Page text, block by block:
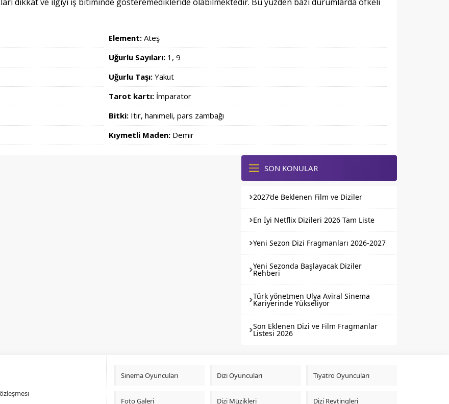
Element: Ateş
Uğurlu Sayıları: 1, 9
Uğurlu Taşı: Yakut
Tarot kartı: İmparator
Bitki: Itır, hanımeli, pars zambağı
Kıymetli Maden: Demir
SON KONULAR
2027’de Beklenen Film ve Diziler
En İyi Netflix Dizileri 2026 Tam Liste
Yeni Sezon Dizi Fragmanları 2026-2027
Yeni Sezonda Başlayacak Diziler
Rehberi
Türk yönetmen Ulya Aviral Sinema
Kariyerinde Yükseliyor
Son Eklenen Dizi ve Film Fragmanlar
Listesi 2026
Sinema Oyuncuları Dizi Oyuncuları Tiyatro Oyuncuları
Foto Galeri Dizi Müzikleri Dizi Reytingleri